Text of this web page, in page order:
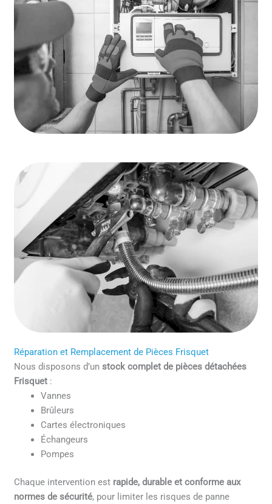
Réparation et Remplacement de Pièces Frisquet
Nous disposons d’unstock complet de pièces détachées
Frisquet :
Vannes
Brûleurs
Cartes électroniques
Échangeurs
Pompes
Chaque intervention est rapide, durable et conforme aux
normes de sécurité, pour limiter les risques de panne